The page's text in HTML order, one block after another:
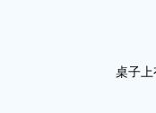
桌子上有